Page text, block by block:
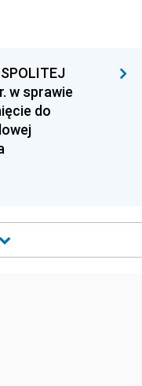
w sprawie
do